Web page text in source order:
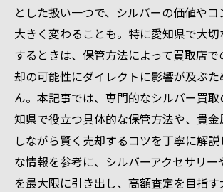
とした扱い一つで、シルバーの価値や
大きく変わることも。特に愛知県で大
するときは、保管方法によって買取店
却の可能性にダイレクトに影響が及ぶ
ん。本記事では、専門的なシルバー買
知県で役立つ具体的な保管方法や、貴
しながら賢く売却するコツを丁寧に解
な情報を参考に、シルバーアクセサリ
を最大限に引き出し、高額査定を目指